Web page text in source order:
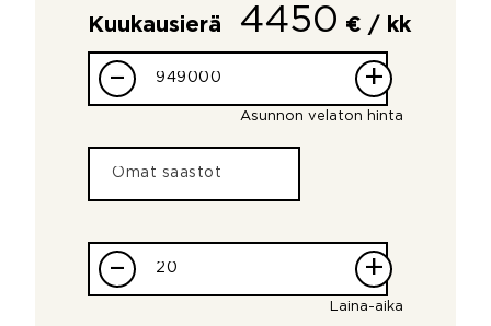
Kuukausierä 4450 € / kk
– +
Asunnon velaton hinta
– +
Laina-aika